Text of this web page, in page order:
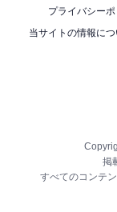
プライバシー
当サイトの情報に
掲
すべてのコンテ